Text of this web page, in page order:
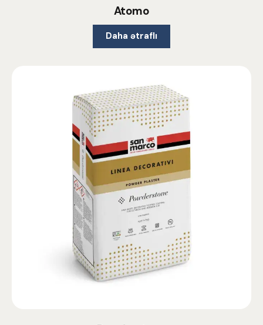
Atomo
Daha ətraflı